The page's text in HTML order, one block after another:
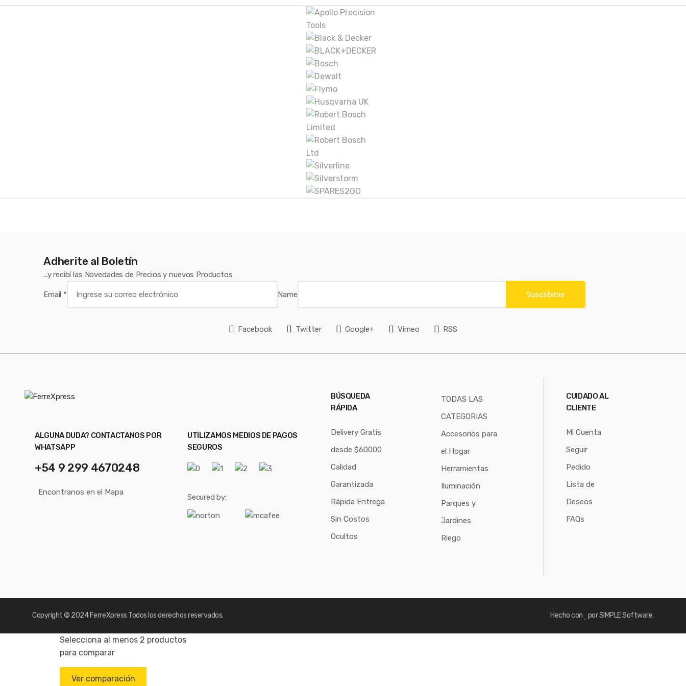
Adherite al Boletín
...y recibí las Novedades de Precios y nuevos Productos
Email * Name Suscribirse
Facebook Twitter Google+ Vimeo RSS
ALGUNA DUDA? CONTACTANOS POR
WHATSAPP
+54 9 299 4670248
Encontranos en el Mapa
UTILIZAMOS MEDIOS DE PAGOS
SEGUROS
Secured by:
BÚSQUEDA
RÁPIDA
Delivery Gratis
desde $60000
Calidad
Garantizada
Rápida Entrega
Sin Costos
Ocultos
TODAS LAS
CATEGORIAS
Accesorios para
el Hogar
Herramientas
Iluminación
Parques y
Jardines
Riego
CUIDADO AL
CLIENTE
Mi Cuenta
Seguir
Pedido
Lista de
Deseos
FAQs
Copyright © 2024 FerreXpress Todos los derechos reservados. Hecho con por SIMPLE Software.
Selecciona al menos 2 productos
para comparar
Ver comparación